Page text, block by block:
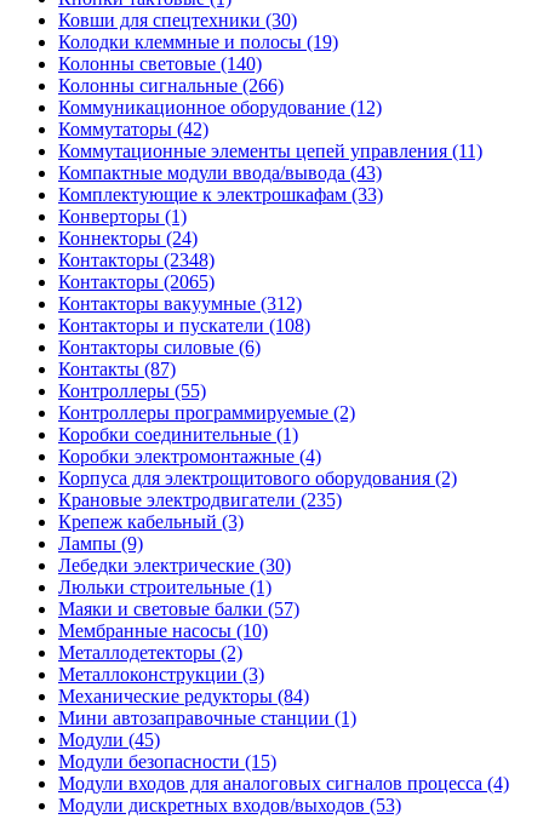
Ковши для спецтехники (30)
Колодки клеммные и полосы (19)
Колонны световые (140)
Колонны сигнальные (266)
Коммуникационное оборудование (12)
Коммутаторы (42)
Коммутационные элементы цепей управления (11)
Компактные модули ввода/вывода (43)
Комплектующие к электрошкафам (33)
Конверторы (1)
Коннекторы (24)
Контакторы (2348)
Контакторы (2065)
Контакторы вакуумные (312)
Контакторы и пускатели (108)
Контакторы силовые (6)
Контакты (87)
Контроллеры (55)
Контроллеры программируемые (2)
Коробки соединительные (1)
Коробки электромонтажные (4)
Корпуса для электрощитового оборудования (2)
Крановые электродвигатели (235)
Крепеж кабельный (3)
Лампы (9)
Лебедки электрические (30)
Люльки строительные (1)
Маяки и световые балки (57)
Мембранные насосы (10)
Металлодетекторы (2)
Металлоконструкции (3)
Механические редукторы (84)
Мини автозаправочные станции (1)
Модули (45)
Модули безопасности (15)
Модули входов для аналоговых сигналов процесса (4)
Модули дискретных входов/выходов (53)